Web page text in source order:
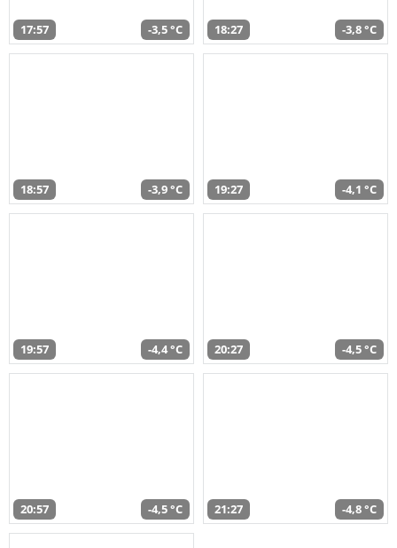
17:57 -3,5 °C 18:27 -3,8 °C
18:57 -3,9 °C 19:27 -4,1 °C
19:57 -4,4 °C 20:27 -4,5 °C
20:57 -4,5 °C 21:27 -4,8 °C